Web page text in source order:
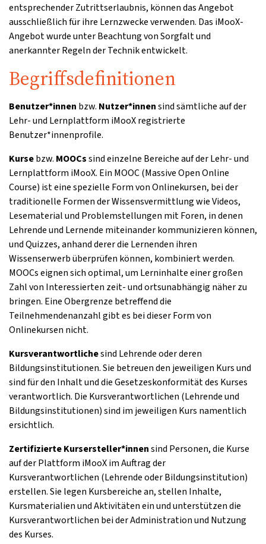
entsprechender Zutrittserlaubnis, können das Angebot
ausschließlich für ihre Lernzwecke verwenden. Das iMooX-
Angebot wurde unter Beachtung von Sorgfalt und
anerkannter Regeln der Technik entwickelt.
Begriffsdefinitionen
Benutzer*innen bzw. Nutzer*innensind sämtliche auf der
Lehr- und Lernplattform iMooX registrierte
Benutzer*innenprofile.
Kursebzw. MOOCssind einzelne Bereiche auf der Lehr- und
Lernplattform iMooX. Ein MOOC (Massive Open Online
Course) ist eine spezielle Form von Onlinekursen, bei der
traditionelle Formen der Wissensvermittlung wie Videos,
Lesematerial und Problemstellungen mit Foren, in denen
Lehrende und Lernende miteinander kommunizieren können,
und Quizzes, anhand derer die Lernenden ihren
Wissenserwerb überprüfen können, kombiniert werden.
MOOCs eignen sich optimal, um Lerninhalte einer großen
Zahl von Interessierten zeit- und ortsunabhängig näher zu
bringen. Eine Obergrenze betreffend die
Teilnehmendenanzahl gibt es bei dieser Form von
Onlinekursen nicht.
Kursverantwortlichesind Lehrende oder deren
Bildungsinstitutionen. Sie betreuen den jeweiligen Kurs und
sind für den Inhalt und die Gesetzeskonformität des Kurses
verantwortlich. Die Kursverantwortlichen (Lehrende und
Bildungsinstitutionen) sind im jeweiligen Kurs namentlich
ersichtlich.
Zertifizierte Kursersteller*innensind Personen, die Kurse
auf der Plattform iMooX im Auftrag der
Kursverantwortlichen (Lehrende oder Bildungsinstitution)
erstellen. Sie legen Kursbereiche an, stellen Inhalte,
Kursmaterialien und Aktivitäten ein und unterstützen die
Kursverantwortlichen bei der Administration und Nutzung
des Kurses.